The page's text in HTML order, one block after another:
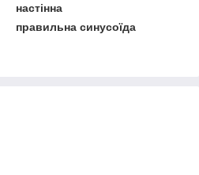
настінна
правильна синусоїда